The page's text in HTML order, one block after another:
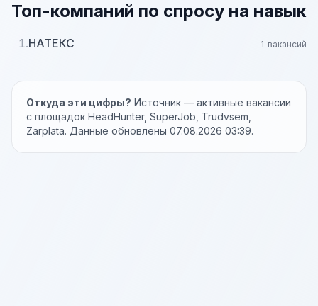
Топ-компаний по спросу на навык
1.НАТЕКС 1 вакансий
Откуда эти цифры? Источник — активные вакансии
с площадок HeadHunter, SuperJob, Trudvsem,
Zarplata. Данные обновлены 07.08.2026 03:39.